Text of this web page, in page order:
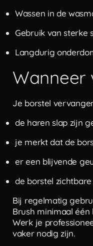
Wassen in de
Gebruik van sterke
Langdurig
Wanneer
Je borstel
de haren slap zijn
je merkt dat de
er een blijvende
de borstel
Bij regelmatig
Brush minimaal
Werk je
vaker nodig zijn.